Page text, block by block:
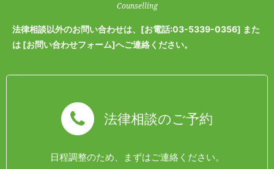
Counselling
法律相談以外のお問い合わせは、[お電話:03-5339-0356] また
は [お問い合わせフォーム]へご連絡ください。
法律相談のご予約
日程調整のため、まずはご連絡ください。